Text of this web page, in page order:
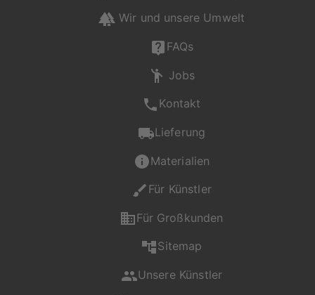
oder per Mail an
Wir und unsere Umwelt
FAQs
Jobs
Kontakt
Lieferung
Materialien
Für Künstler
Für Großkunden
Sitemap
Unsere Künstler